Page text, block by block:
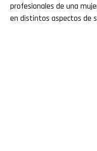
profesionales de una
en distintos aspectos de